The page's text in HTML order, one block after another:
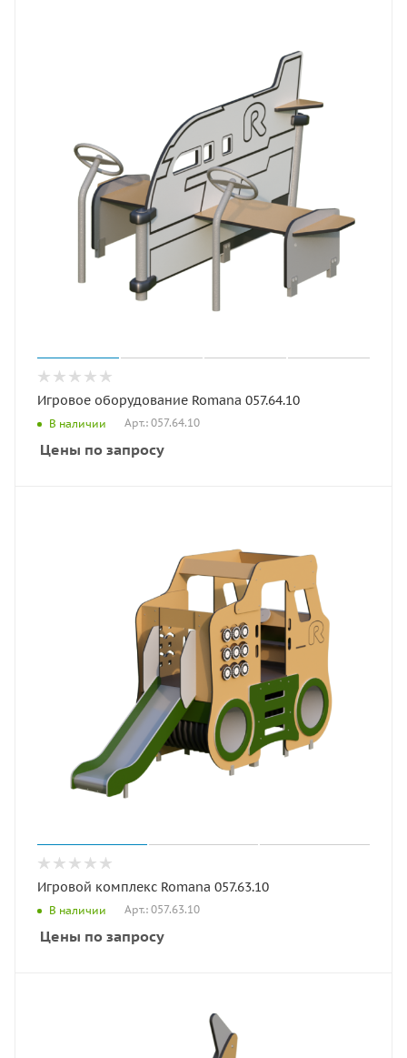
Игровое оборудование Romana 057.64.10
В наличии Арт.: 057.64.10
Цены по запросу
Игровой комплекс Romana 057.63.10
В наличии Арт.: 057.63.10
Цены по запросу